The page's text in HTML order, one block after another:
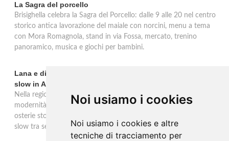
Noi usiamo i cookies
Noi usiamo i cookies e altre
tecniche di tracciamento per
La Sagra del porcello
Brisighella celebra la Sagra del Porcello: dalle 9 alle 20 nel centro
storico antica lavorazione del maiale con norcini, menu a tema
con Mora Romagnola, stand in via Fossa, mercato, trenino
panoramico, musica e giochi per bambini.
Lana e dintorni: Törggelen, vini d'eccellenza e vacanze
slow in Alto Adige
Nella regione di Lana in Alto Adige tradizione contadina e
modernità si fondono in un'esperienza autentica. Törggelen nelle
osterie storiche, vini da antiche tradizioni vitivinicole e vacanze
slow tra sentieri delle rogge e produttori locali.